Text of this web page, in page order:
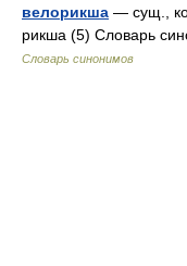
велорикша — сущ.,
рикша (5) Словарь
Словарь синонимов